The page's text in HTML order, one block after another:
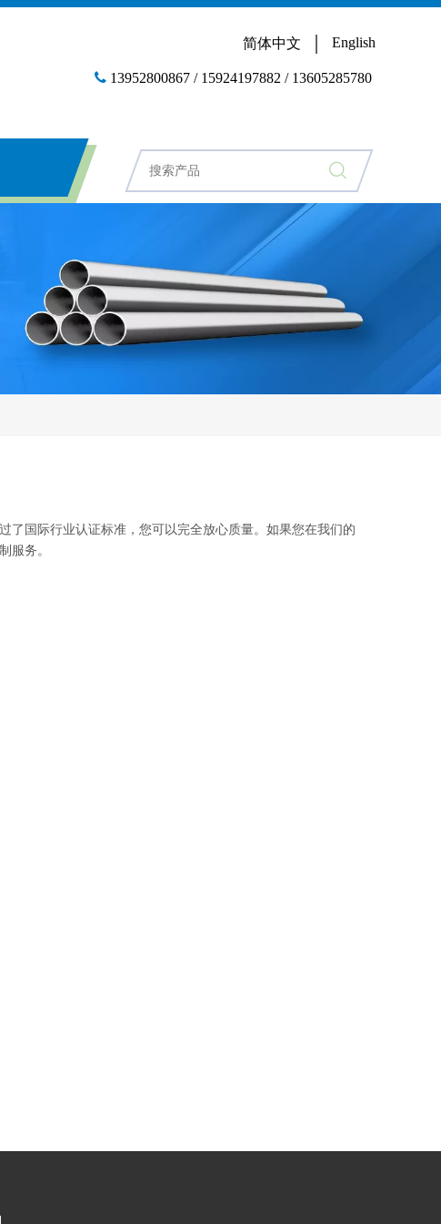
简体中文 English
 13952800867 / 15924197882 / 13605285780
了国际行业认证标准，您可以完全放心质量。如果您在我们的
服务。